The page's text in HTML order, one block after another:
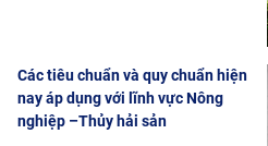
Các tiêu chuẩn và quy chuẩn hiện
nay áp dụng với lĩnh vực Nông
nghiệp –Thủy hải sản